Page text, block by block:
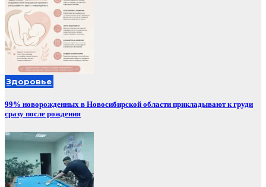
Здоровье
99% новорожденных в Новосибирской области прикладывают к груди
сразу после рождения